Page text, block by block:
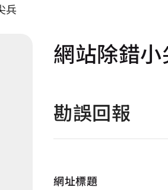
兵
網站除錯小
勘誤回報
網址標題